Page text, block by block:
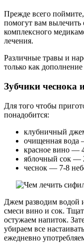
Прежде всего
помогут вам вылечить
комплексного
лечения.
Различные травы и
только как
Зубчики чеснока
Для того чтобы
понадобится:
клубничный
очищенная вода
красное вино —
яблочный сок —
чеснок — 7-8
Джем разводим водой
смеси вино и сок.
остужаем напиток.
убираем все
ежедневно